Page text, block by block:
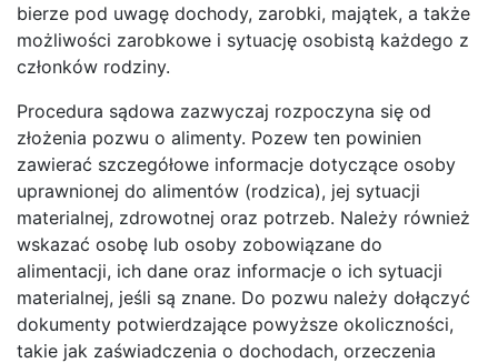
bierze pod uwagę dochody, zarobki, majątek, a także
możliwości zarobkowe i sytuację osobistą każdego z
członków rodziny.
Procedura sądowa zazwyczaj rozpoczyna się od
złożenia pozwu o alimenty. Pozew ten powinien
zawierać szczegółowe informacje dotyczące osoby
uprawnionej do alimentów (rodzica), jej sytuacji
materialnej, zdrowotnej oraz potrzeb. Należy również
wskazać osobę lub osoby zobowiązane do
alimentacji, ich dane oraz informacje o ich sytuacji
materialnej, jeśli są znane. Do pozwu należy dołączyć
dokumenty potwierdzające powyższe okoliczności,
takie jak zaświadczenia o dochodach, orzeczenia